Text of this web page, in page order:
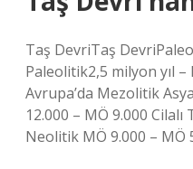
Taş DevriTaş
Paleolitik2,5 milyon yıl
Avrupa’da Mezolitik
12.000 – MÖ 9.000
Neolitik MÖ 9.000 – MÖ